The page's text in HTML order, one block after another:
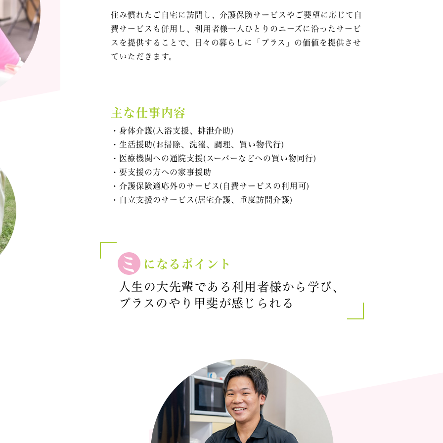
住み慣れたご自宅に訪問し、介護保険サービスやご要望に応じて自
費サービスも併用し、利用者様一人ひとりのニーズに沿ったサービ
スを提供することで、日々の暮らしに「プラス」の価値を提供させ
ていただきます。
主な仕事内容
・身体介護(入浴支援、排泄介助)
・生活援助(お掃除、洗濯、調理、買い物代行)
・医療機関への通院支援(スーパーなどへの買い物同行)
・要支援の方への家事援助
・介護保険適応外のサービス(自費サービスの利用可)
・自立支援のサービス(居宅介護、重度訪問介護)
ミ になるポイント
人生の大先輩である利用者様から学び、
プラスのやり甲斐が感じられる